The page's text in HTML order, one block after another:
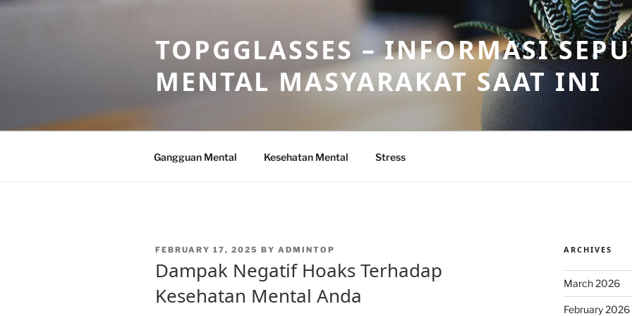
Skip
TOPGGLASSES – INFORMASI
MENTAL MASYARAKAT SAAT INI
Gangguan Mental Kesehatan Mental Stress
POSTED
FEBRUARY 17, 2025 BY ADMINTOP
Dampak Negatif Hoaks Terhadap
Kesehatan Mental Anda
ARCHIVES
March 2026
February 2026